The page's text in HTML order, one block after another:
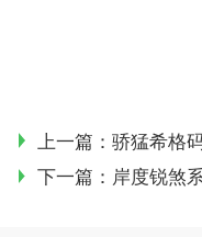
上一篇： 骄猛希格
下一篇： 岸度锐煞系